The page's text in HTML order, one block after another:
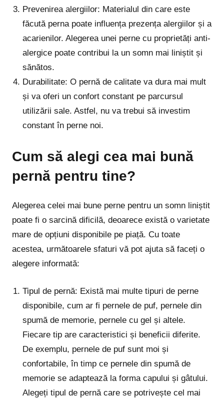
Prevenirea alergiilor: Materialul din care este
făcută perna poate influența prezența alergiilor și a
acarienilor. Alegerea unei perne cu proprietăți anti-
alergice poate contribui la un somn mai liniștit și
sănătos.
Durabilitate: O pernă de calitate va dura mai mult
și va oferi un confort constant pe parcursul
utilizării sale. Astfel, nu va trebui să investim
constant în perne noi.
Cum să alegi cea mai bună
pernă pentru tine?
Alegerea celei mai bune perne pentru un somn liniștit
poate fi o sarcină dificilă, deoarece există o varietate
mare de opțiuni disponibile pe piață. Cu toate
acestea, următoarele sfaturi vă pot ajuta să faceți o
alegere informată:
Tipul de pernă: Există mai multe tipuri de perne
disponibile, cum ar fi pernele de puf, pernele din
spumă de memorie, pernele cu gel și altele.
Fiecare tip are caracteristici și beneficii diferite.
De exemplu, pernele de puf sunt moi și
confortabile, în timp ce pernele din spumă de
memorie se adaptează la forma capului și gâtului.
Alegeți tipul de pernă care se potrivește cel mai